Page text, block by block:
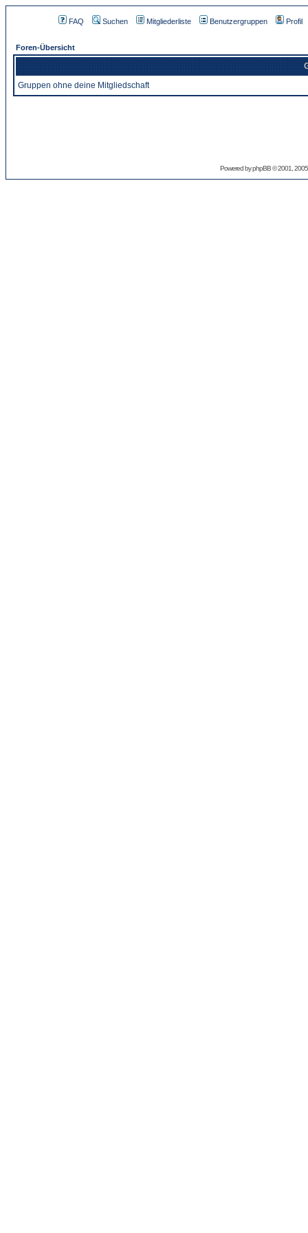
FAQ Suchen Mitgliederliste Benutzergruppen Profil
Foren-Übersicht
Gruppen ohne deine Mitgliedschaft
Powered byphpBB© 2001,